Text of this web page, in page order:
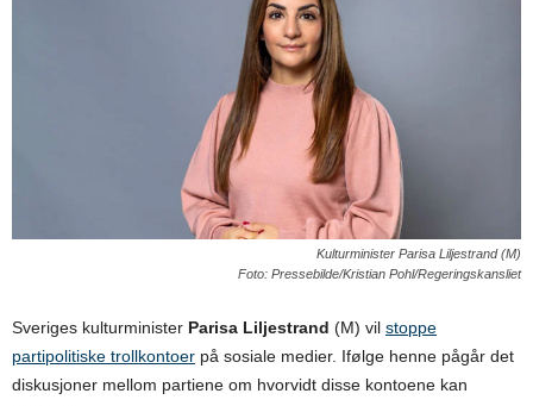
Kulturminister Parisa Liljestrand (M)
Foto: Pressebilde/Kristian Pohl/Regeringskansliet
Sveriges kulturminister Parisa Liljestrand (M) vil stoppe
partipolitiske trollkontoer på sosiale medier. Ifølge henne pågår det
diskusjoner mellom partiene om hvorvidt disse kontoene kan